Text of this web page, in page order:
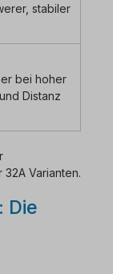
stabiler
bei hoher
Distanz
Varianten.
Die